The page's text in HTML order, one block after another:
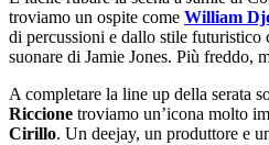
troviamo un ospite come William
di percussioni e dallo stile futuristico
suonare di Jamie Jones. Più freddo,
A completare la line up della serata
Riccione troviamo un’icona molto
Cirillo. Un deejay, un produttore e